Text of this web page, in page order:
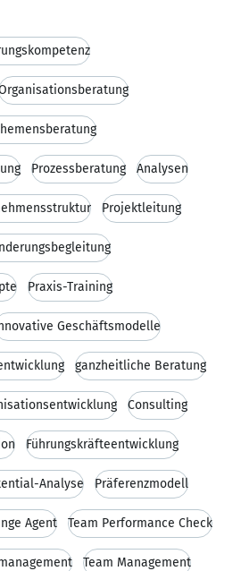
Prozessberatung Analysen
Projektleitung
Praxis-Training
Geschäftsmodelle
ganzheitliche Beratung
Consulting
Führungskräfteentwicklung
Analyse Präferenzmodell
Agent Team Performance Check
Team Management